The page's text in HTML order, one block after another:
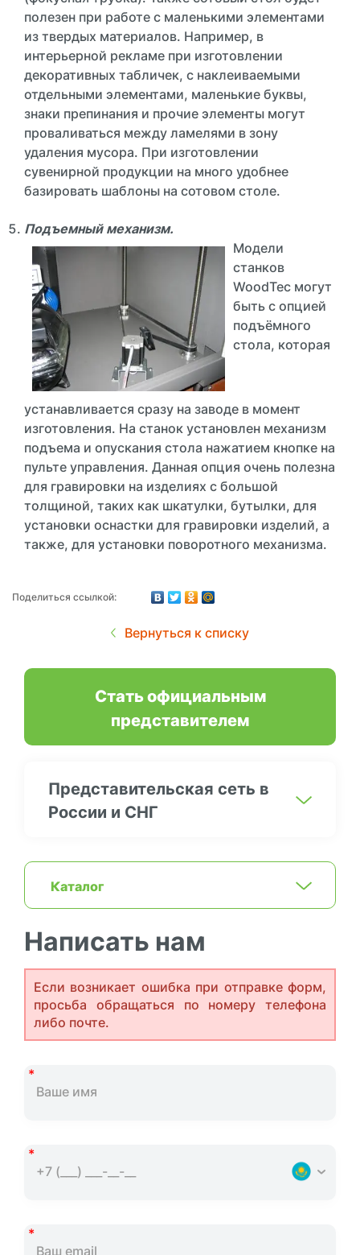
полезен при работе с маленькими элементами
из твердых материалов. Например, в
интерьерной рекламе при изготовлении
декоративных табличек, с наклеиваемыми
отдельными элементами, маленькие буквы,
знаки препинания и прочие элементы могут
проваливаться между ламелями в зону
удаления мусора. При изготовлении
сувенирной продукции на много удобнее
базировать шаблоны на сотовом столе.
Подъемный механизм.
Модели
станков
WoodTec могут
быть с опцией
подъёмного
стола, которая
устанавливается сразу на заводе в момент
изготовления. На станок установлен механизм
подъема и опускания стола нажатием кнопке на
пульте управления. Данная опция очень полезна
для гравировки на изделиях с большой
толщиной, таких как шкатулки, бутылки, для
установки оснастки для гравировки изделий, а
также, для установки поворотного механизма.
Поделиться ссылкой:
Вернуться к списку
Представительская сеть в
России и СНГ
Стать официальным
представителем
Каталог
Написать нам
Если возникает ошибка при отправке форм,
просьба обращаться по номеру телефона
либо почте.